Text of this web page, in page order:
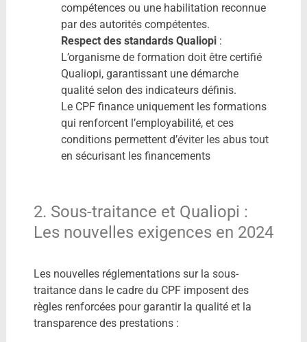
compétences ou une habilitation reconnue
par des autorités compétentes.
Respect des standards Qualiopi:
L’organisme de formation doit être certifié
Qualiopi, garantissant une démarche
qualité selon des indicateurs définis.
Le CPF finance uniquement les formations
qui renforcent l’employabilité, et ces
conditions permettent d’éviter les abus tout
en sécurisant les financements
2. Sous-traitance et Qualiopi :
Les nouvelles exigences en 2024
Les nouvelles réglementations sur la sous-
traitance dans le cadre du CPF imposent des
règles renforcées pour garantir la qualité et la
transparence des prestations :